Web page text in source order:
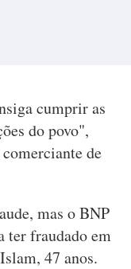
cumprir as
do povo",
de
mas o BNP
ter fraudado em
47 anos.